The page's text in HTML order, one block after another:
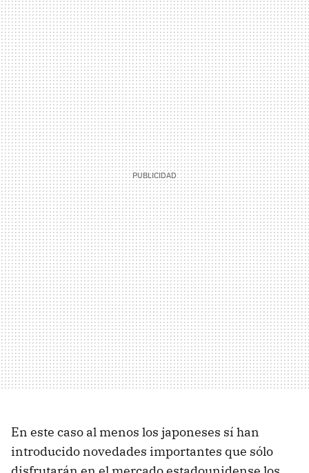
En este caso al menos los japoneses sí han
introducido novedades importantes que sólo